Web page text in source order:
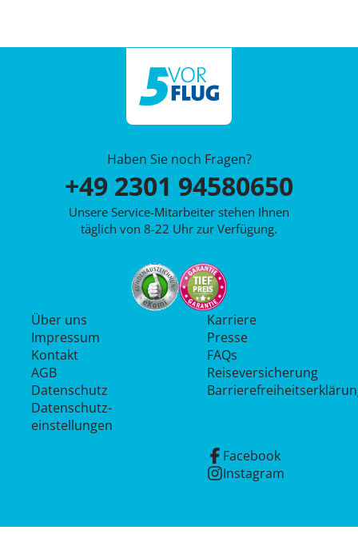
Haben Sie noch Fragen?
+49 2301 94580650
Unsere Service-Mitarbeiter stehen Ihnen
täglich von 8-22 Uhr zur Verfügung.
Über uns
Impressum
Kontakt
AGB
Datenschutz
Datenschutz­
einstellungen
Karriere
Presse
FAQs
Reiseversicherung
Facebook
Instagram